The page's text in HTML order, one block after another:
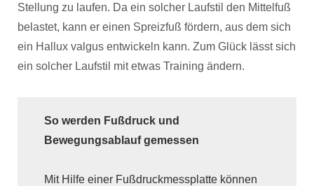
Stellung zu laufen. Da ein solcher Laufstil den Mittelfuß
belastet, kann er einen Spreizfuß fördern, aus dem sich
ein Hallux valgus entwickeln kann. Zum Glück lässt sich
ein solcher Laufstil mit etwas Training ändern.
So werden Fußdruck und
Bewegungsablauf gemessen
Mit Hilfe einer Fußdruckmessplatte können